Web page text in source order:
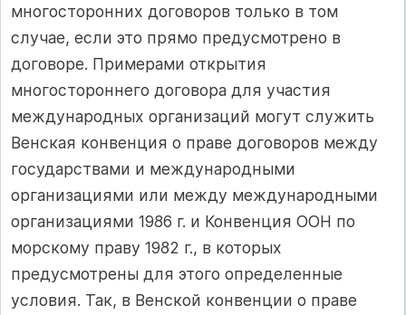
многосторонних договоров только в том
случае, если это прямо предусмотрено в
договоре. Примерами открытия
многостороннего договора для участия
международных организаций могут служить
Венская конвенция о праве договоров между
государствами и международными
организациями или между международными
организациями 1986 г. и Конвенция ООН по
морскому праву 1982 г., в которых
предусмотрены для этого определенные
условия. Так, в Венской конвенции о праве